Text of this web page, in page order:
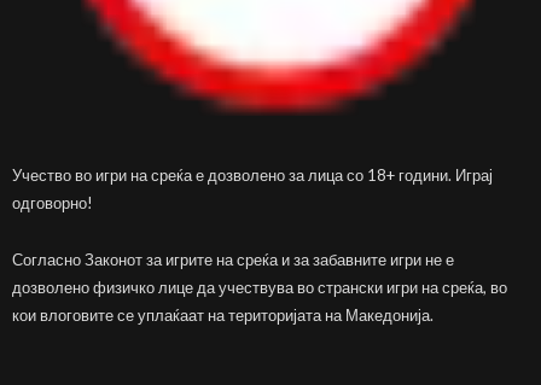
Учество во игри на среќа е дозволено за лица со 18+ години. Играј
одговорно!
Согласно Законот за игрите на среќа и за забавните игри не е
дозволено физичко лице да учествува во странски игри на среќа, во
кои влоговите се уплаќаат на територијата на Македонија.